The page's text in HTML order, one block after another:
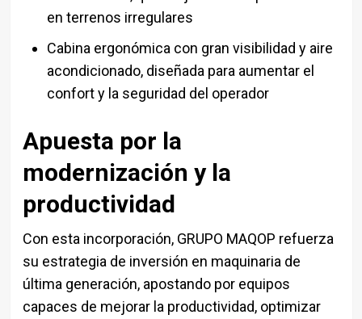
en terrenos irregulares
Cabina ergonómica con gran visibilidad y aire
acondicionado, diseñada para aumentar el
confort y la seguridad del operador
Apuesta por la
modernización y la
productividad
Con esta incorporación, GRUPO MAQOP refuerza
su estrategia de inversión en maquinaria de
última generación, apostando por equipos
capaces de mejorar la productividad, optimizar